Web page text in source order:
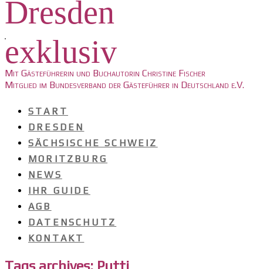
Dresden
exklusiv
Mit Gästeführerin und Buchautorin Christine Fischer
Mitglied im Bundesverband der Gästeführer in Deutschland e.V.
START
DRESDEN
SÄCHSISCHE SCHWEIZ
MORITZBURG
NEWS
IHR GUIDE
AGB
DATENSCHUTZ
KONTAKT